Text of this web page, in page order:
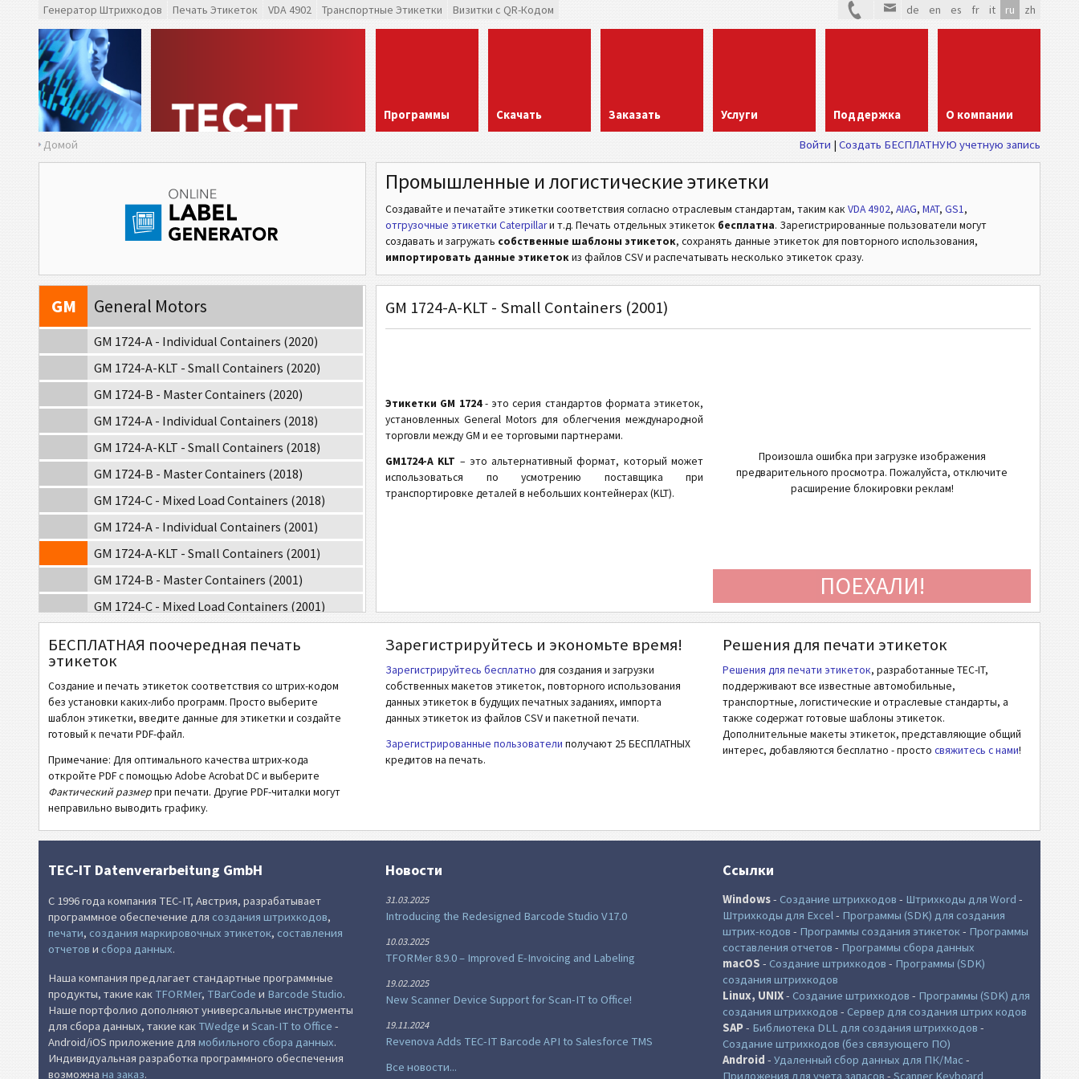
Генератор Штрихкодов Печать Этикеток VDA 4902 Транспортные Этикетки Визитки с QR-Кодом de en es fr it ru zh
Программы Скачать Заказать Услуги Поддержка О компании
Домой Войти Создать БЕСПЛАТНУЮ учетную запись
Промышленные и логистические этикетки
Создавайте и печатайте этикетки соответствия согласно отраслевым стандартам, таким как VDA 4902, AIAG, MAT, GS1,
отгрузочные этикетки Caterpillarи т.д. Печать отдельных этикеток бесплатна. Зарегистрированные пользователи могут
создавать и загружать собственные шаблоны этикеток, сохранять данные этикеток для повторного использования,
импортировать данные этикетокиз файлов CSV и распечатывать несколько этикеток сразу.
VDA
VDA 4992
VDA
VDA 4994
F
Ford GTL
Autoliv Labels
GM
General Motors
GM 1724-A - Individual Containers (2020)
GM 1724-A-KLT - Small Containers (2020)
GM 1724-B - Master Containers (2020)
GM 1724-A - Individual Containers (2018)
GM 1724-A-KLT - Small Containers (2018)
GM 1724-B - Master Containers (2018)
GM 1724-C - Mixed Load Containers (2018)
GM 1724-A - Individual Containers (2001)
GM 1724-A-KLT - Small Containers (2001)
GM 1724-B - Master Containers (2001)
GM 1724-C - Mixed Load Containers (2001)
CAT
Caterpillar
GS1
Этикетки GS1
O
Odette
B
BOSCH
MAT
Этикетки MAT
LTO
Этикетки LTO
I
Инвентарные этикетки
NF
GM 1724-A-KLT - Small Containers (2001)
Этикетки GM 1724- это серия стандартов формата этикеток,
установленных General Motors для облегчения международной
торговли между GM и ее торговыми партнерами.
GM1724-A KLT – это альтернативный формат, который может
использоваться по усмотрению поставщика при
транспортировке деталей в небольших контейнерах (KLT).
Произошла ошибка при загрузке изображения
предварительного просмотра. Пожалуйста, отключите
расширение блокировки реклам!
ПОЕХАЛИ!
БЕСПЛАТНАЯ поочередная печать
этикеток
Создание и печать этикеток соответствия со штрих-кодом
без установки каких-либо программ. Просто выберите
шаблон этикетки, введите данные для этикетки и создайте
готовый к печати PDF-файл.
Примечание: Для оптимального качества штрих-кода
откройте PDF с помощью Adobe Acrobat DC и выберите
Фактический размерпри печати. Другие PDF-читалки могут
неправильно выводить графику.
Зарегистрируйтесь и экономьте время!
Зарегистрируйтесь бесплатно для создания и загрузки
собственных макетов этикеток, повторного использования
данных этикеток в будущих печатных заданиях, импорта
данных этикеток из файлов CSV и пакетной печати.
Зарегистрированные пользователи получают 25 БЕСПЛАТНЫХ
кредитов на печать.
Решения для печати этикеток
Решения для печати этикеток, разработанные TEC-IT,
поддерживают все известные автомобильные,
транспортные, логистические и отраслевые стандарты, а
также содержат готовые шаблоны этикеток.
Дополнительные макеты этикеток, представляющие общий
интерес, добавляются бесплатно - просто свяжитесь с нами!
TEC-IT Datenverarbeitung GmbH
С 1996 года компания TEC-IT, Австрия, разрабатывает
программное обеспечение для создания штрихкодов,
печати, создания маркировочных этикеток, составления
отчетов и сбора данных.
Наша компания предлагает стандартные программные
продукты, такие как TFORMer, TBarCode и Barcode Studio.
Наше портфолио дополняют универсальные инструменты
для сбора данных, такие как TWedge и Scan-IT to Office -
Android/iOS приложение для мобильного сбора данных.
Индивидуальная разработка программного обеспечения
возможна на заказ.
Новости
31.03.2025
Introducing the Redesigned Barcode Studio V17.0
10.03.2025
TFORMer 8.9.0 – Improved E-Invoicing and Labeling
19.02.2025
New Scanner Device Support for Scan-IT to Office!
19.11.2024
Revenova Adds TEC-IT Barcode API to Salesforce TMS
Все новости...
Ссылки
Windows- Создание штрихкодов - Штрихкоды для Word -
Штрихкоды для Excel- Программы (SDK) для создания
штрих-кодов - Программы создания этикеток- Программы
составления отчетов - Программы сбора данных
macOS - Создание штрихкодов - Программы (SDK)
создания штрихкодов
Linux, UNIX- Создание штрихкодов - Программы (SDK) для
создания штрихкодов - Сервер для создания штрих кодов
SAP- Библиотека DLL для создания штрихкодов -
Создание штрихкодов (без связующего ПО)
Android - Удаленный сбор данных для ПК/Mac -
Приложения для учета запасов - Scanner Keyboard